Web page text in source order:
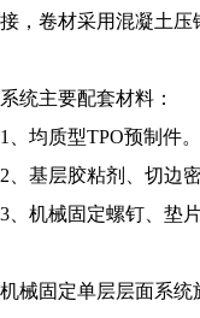
接，卷材采用混凝土压
系统主要配套材料：
1、均质型TPO预制件。
2、基层胶粘剂、切边
3、机械固定螺钉、垫
机械固定单层层面系统